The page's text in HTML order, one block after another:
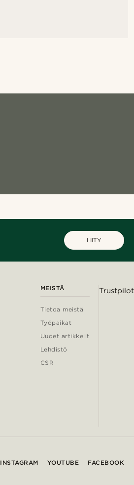
LIITY
MEISTÄ
Tietoa meistä
Työpaikat
Uudet artikkelit
Lehdistö
CSR
Trustpilot
INSTAGRAM YOUTUBE FACEBOOK